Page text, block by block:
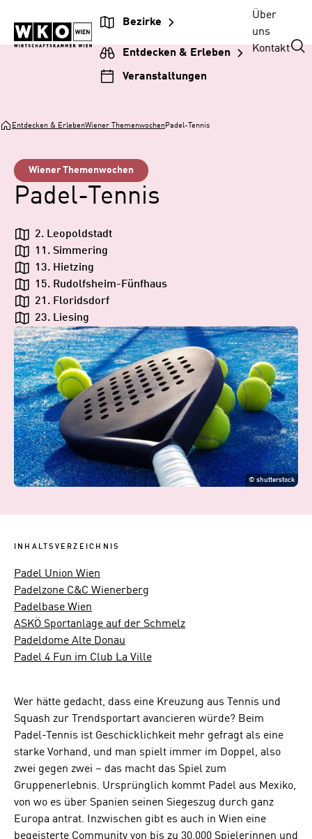
Inhalt
springen
Hauptnavigation
springen
Footer
springen
Bezirke
Entdecken & Erleben
Veranstaltungen
Über
uns
Kontakt
Entdecken & ErlebenWiener ThemenwochenPadel-Tennis
Wiener Themenwochen
Padel-Tennis
2. Leopoldstadt
11. Simmering
13. Hietzing
15. Rudolfsheim-Fünfhaus
21. Floridsdorf
23. Liesing
©shutterstock
INHALTSVERZEICHNIS
Padel Union Wien
Padelzone C&C Wienerberg
Padelbase Wien
ASKÖ Sportanlage auf der Schmelz
Padeldome Alte Donau
Padel 4 Fun im Club La Ville
Wer hätte gedacht, dass eine Kreuzung aus Tennis und
Squash zur Trendsportart avancieren würde? Beim
Padel-Tennis ist Geschicklichkeit mehr gefragt als eine
starke Vorhand, und man spielt immer im Doppel, also
zwei gegen zwei – das macht das Spiel zum
Gruppenerlebnis. Ursprünglich kommt Padel aus Mexiko,
von wo es über Spanien seinen Siegeszug durch ganz
Europa antrat. Inzwischen gibt es auch in Wien eine
begeisterte Community von bis zu 30.000 Spielerinnen und